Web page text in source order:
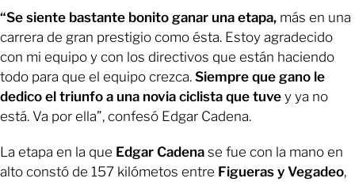
“Se siente bastante bonito ganar una etapa, más en una
carrera de gran prestigio como ésta. Estoy agradecido
con mi equipo y con los directivos que están haciendo
todo para que el equipo crezca. Siempre que gano le
dedico el triunfo a una novia ciclista que tuve y ya no
está. Va por ella”, confesó Edgar Cadena.
La etapa en la que Edgar Cadena se fue con la mano en
alto constó de 157 kilómetos entre Figueras y Vegadeo,